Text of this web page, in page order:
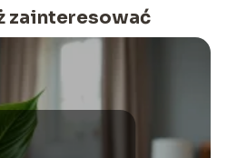
zainteresować